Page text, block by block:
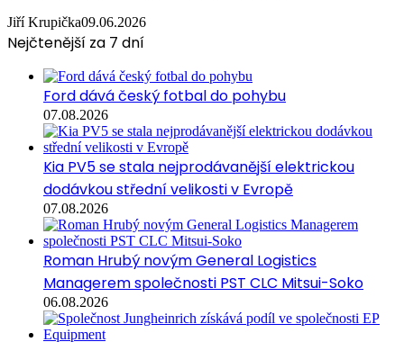
Jiří Krupička09.06.2026
Nejčtenější za 7 dní
Ford dává český fotbal do pohybu
07.08.2026
Kia PV5 se stala nejprodávanější elektrickou
dodávkou střední velikosti v Evropě
07.08.2026
Roman Hrubý novým General Logistics
Managerem společnosti PST CLC Mitsui-Soko
06.08.2026